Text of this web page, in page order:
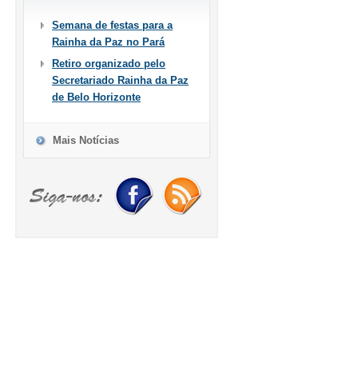
Semana de festas para a
Rainha da Paz no Pará
Retiro organizado pelo
Secretariado Rainha da Paz
de Belo Horizonte
Mais Notícias